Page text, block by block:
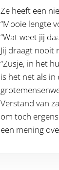
Ze heeft een
“Mooie lengte
“Wat weet jij
Jij draagt nooit
“Zusje, in het
is het net als in
Verstand van
om toch ergens
een mening